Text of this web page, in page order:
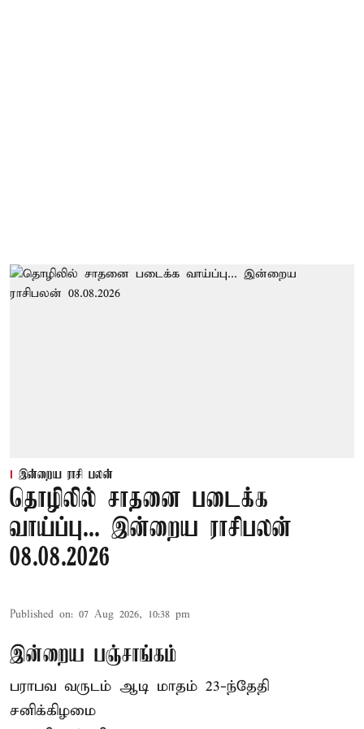
இன்றைய ராசி பலன்
தொழிலில் சாதனை படைக்க
வாய்ப்பு... இன்றைய ராசிபலன்
08.08.2026
Published on: 07 Aug 2026, 10:38 pm
இன்றைய பஞ்சாங்கம்
பராபவ வருடம் ஆடி மாதம் 23-ந்தேதி
சனிக்கிழமை